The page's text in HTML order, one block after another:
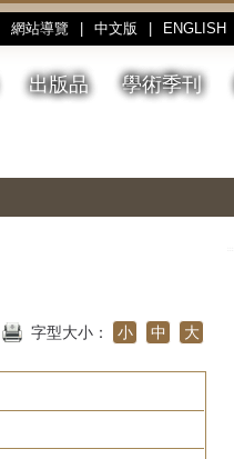
網站導覽 中文版 ENGLISH
出版品 學術季刊
字型大小： 小 中 大